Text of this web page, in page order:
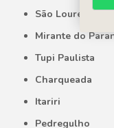
São Lourenço
Mirante do
Tupi Paulista
Charqueada
Itariri
Pedregulho